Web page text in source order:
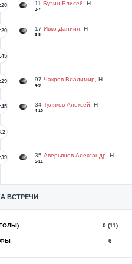
11 Бузин Елисей , Н
3-7
17 Ивко Даниил , Н
3-8
97 Чакров Владимир , Н
4-9
34 Туляков Алексей , Н
4-10
35 Аверьянов Александр , Н
5-11
ВСТРЕЧИ
0 (11)
6